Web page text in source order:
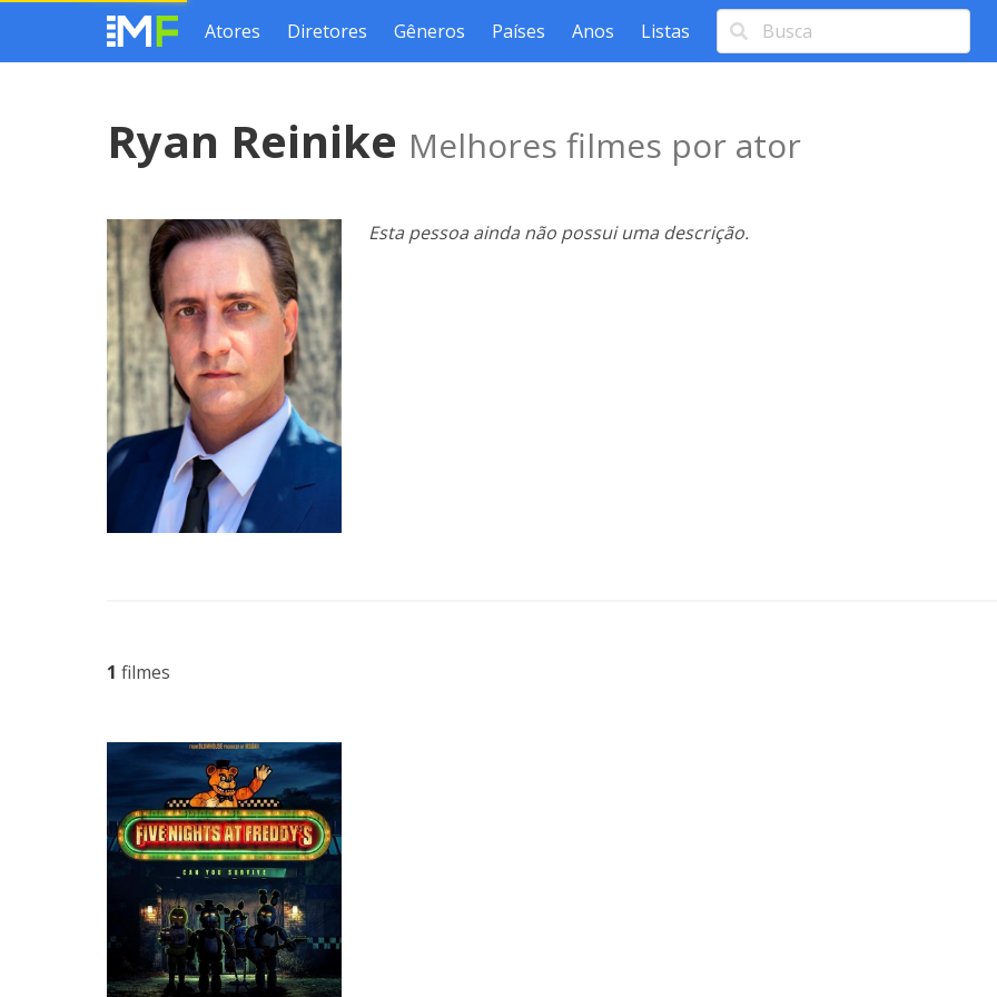
Atores Diretores Gêneros Países Anos Listas
Ryan Reinike Melhores filmes por ator
Esta pessoa ainda não possui uma descrição.
1 filmes